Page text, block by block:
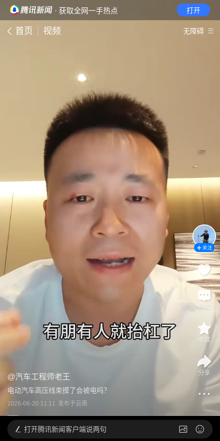
· 获取全网一手热点 打开
首页 视频 无障碍
@汽车工程师老王
电动汽车高压线束摸了会被电吗？
2026-06-20 11:11 发布于云南
关注
评论
收藏
分享
打开腾讯新闻客户端说两句